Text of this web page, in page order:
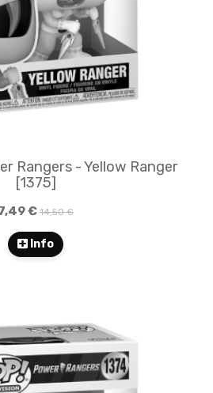
Rangers - Yellow Ranger
[1375]
€ 14,50 €
Info